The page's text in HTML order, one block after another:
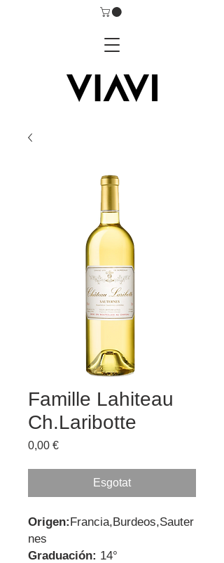
Famille Lahiteau
Ch.Laribotte
0,00 €Price
Esgotat
Origen:Francia,Burdeos,Sauter
nes
Graduación: 14°